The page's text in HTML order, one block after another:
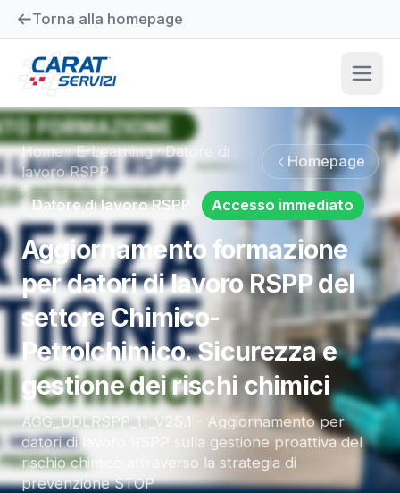
Torna alla homepage
Home·E-Learning·Datore di
lavoro RSPP
Homepage
Datore di lavoro RSPP Accesso immediato
Aggiornamento formazione
per datori di lavoro RSPP del
settore Chimico-
Petrolchimico. Sicurezza e
gestione dei rischi chimici
AGG_DDLRSPP_11_V25.1 - Aggiornamento per
datori di lavoro RSPP sulla gestione proattiva del
rischio chimico attraverso la strategia di
prevenzione STOP